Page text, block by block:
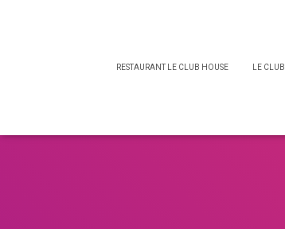
RESTAURANT LE CLUB HOUSE LE CLUB